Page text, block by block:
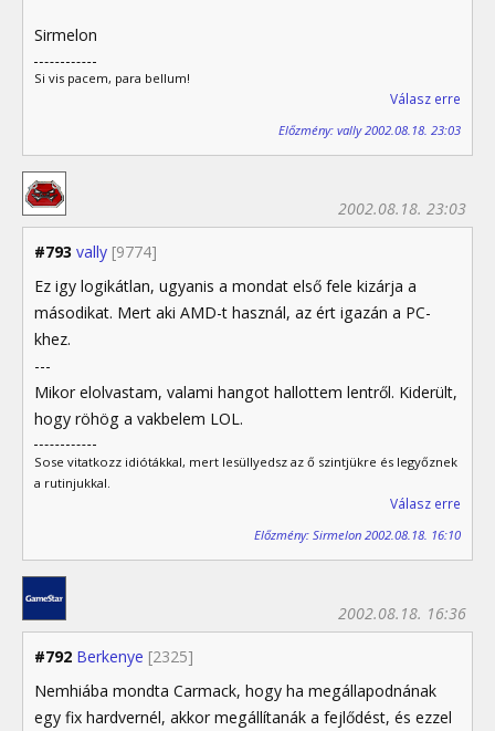
Sirmelon
Si vis pacem, para bellum!
Válasz erre
Előzmény: vally 2002.08.18. 23:03
#793 vally [9774]
2002.08.18. 23:03
Ez igy logikátlan, ugyanis a mondat első fele kizárja a
másodikat. Mert aki AMD-t használ, az ért igazán a PC-
khez.
---
Mikor elolvastam, valami hangot hallottem lentről. Kiderült,
hogy röhög a vakbelem LOL.
Sose vitatkozz idiótákkal, mert lesüllyedsz az ő szintjükre és legyőznek
a rutinjukkal.
Válasz erre
Előzmény: Sirmelon 2002.08.18. 16:10
#792 Berkenye [2325]
2002.08.18. 16:36
Nemhiába mondta Carmack, hogy ha megállapodnának
egy fix hardvernél, akkor megállítanák a fejlődést, és ezzel